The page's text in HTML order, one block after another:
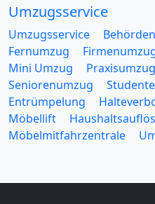
Umzugsservice
Umzugsservice
Fernumzug
Mini Umzug
Praxisumzug
Seniorenumzug
Entrümpelung
Möbellift
Möbelmitfahrzentrale